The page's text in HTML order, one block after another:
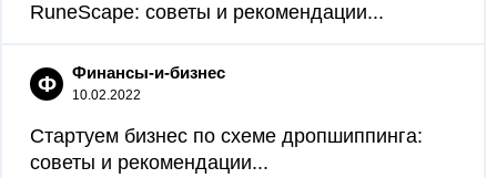
RuneScape: советы и рекомендации...
Ф Финансы-и-бизнес
10.02.2022
Стартуем бизнес по схеме дропшиппинга:
советы и рекомендации...